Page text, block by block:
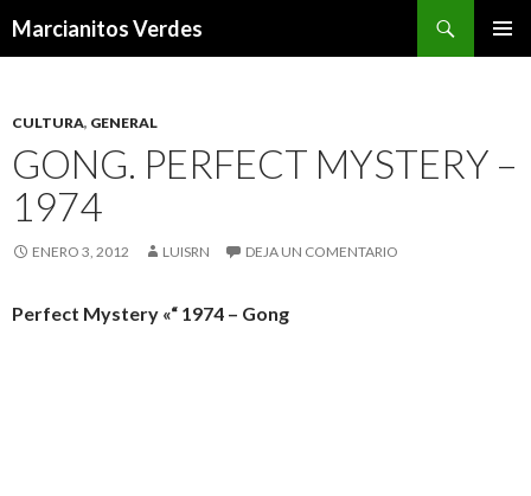
Marcianitos Verdes
CULTURA, GENERAL
GONG. PERFECT MYSTERY –
1974
ENERO 3, 2012 LUISRN DEJA UN COMENTARIO
Perfect Mystery «“ 1974 – Gong